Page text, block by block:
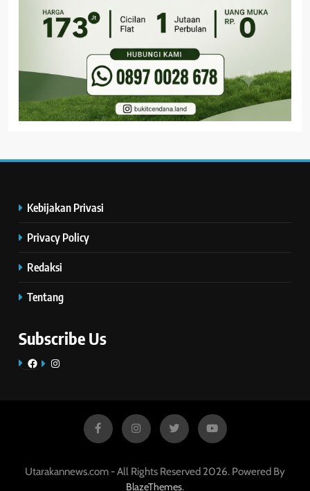
Kebijakan Privasi
Privacy Policy
Redaksi
Tentang
Subscribe Us
FacebookInstagram
Utarakannews.com - All Rights Reserved 2026. Powered By
BlazeThemes.